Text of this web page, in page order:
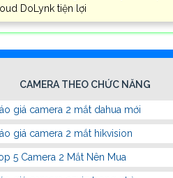
DoLynk tiện lợi
CAMERA THEO CHỨC NĂNG
giá camera 2 mắt dahua mới
giá camera 2 mắt hikvision
5 Camera 2 Mắt Nên Mua